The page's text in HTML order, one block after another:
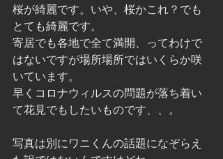
桜が綺麗です。いや、桜かこれ？でも
とても綺麗です。
寄居でも各地で全て満開、ってわけで
はないですが場所場所ではいくらか咲
いています。
早くコロナウィルスの問題が落ち着い
て花見でもしたいものです、、。
写真は別にワニくんの話題になぞらえ